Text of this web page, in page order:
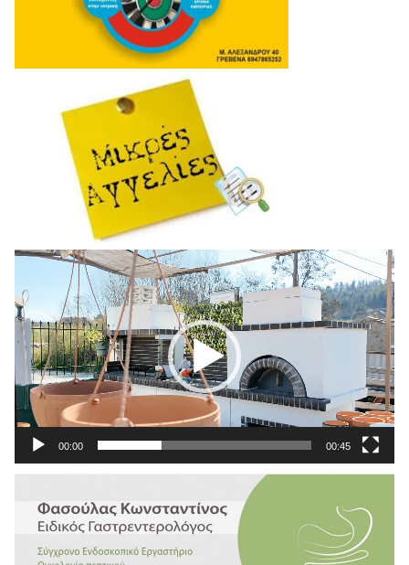
Πρόγραμμα
Αναπαραγωγής
Βίντεο
00:00 00:45